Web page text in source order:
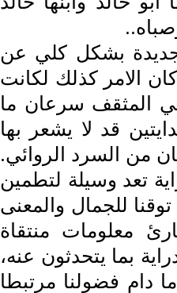
بشكل كلي عن
كان الامر كذلك لكانت
المثقف سرعان ما
قد لا يشعر بها
من السرد الروائي.
تعد وسيلة لتطمين
للجمال والمعنى
معلومات منتقاة
بما يتحدثون عنه،
دام فضولنا مرتبطا